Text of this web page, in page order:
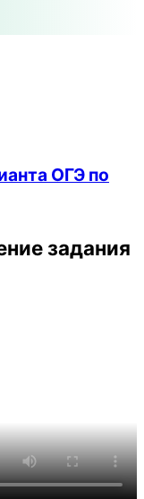
ОГЭ по
задания